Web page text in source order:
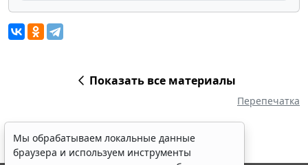
Показать все материалы
Перепечатка
Мы обрабатываем локальные данные
браузера и используем инструменты